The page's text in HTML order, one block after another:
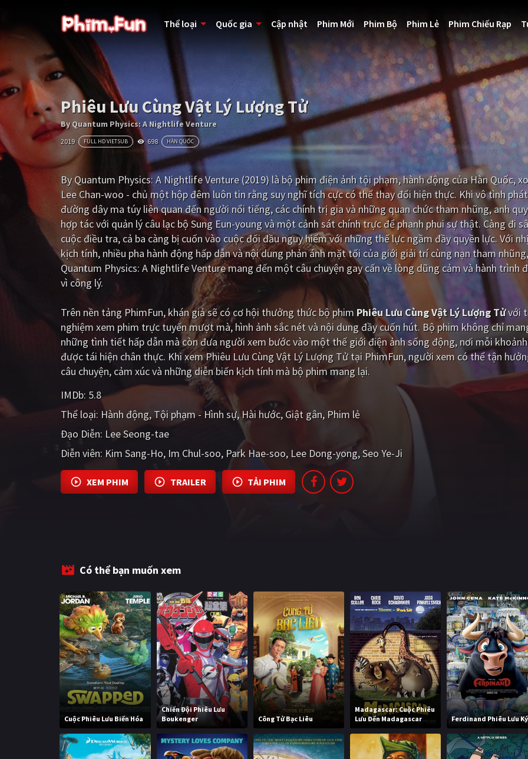
Thể loại Quốc gia Cập nhật Phim Mới Phim Bộ Phim Lẻ Phim Chiếu Rạp
Phiêu Lưu Cùng Vật Lý Lượng Tử
By Quantum Physics: A Nightlife Venture
2019 FULL HD VIETSUB 698 HÀN QUỐC
By Quantum Physics: A Nightlife Venture (2019) là bộ phim điện ảnh tội phạm, hành động của Hàn Quốc,
Lee Chan-woo - chủ một hộp đêm luôn tin rằng suy nghĩ tích cực có thể thay đổi hiện thực. Khi vô tình
đường dây ma túy liên quan đến người nổi tiếng, các chính trị gia và những quan chức tham nhũng, anh
hợp tác với quản lý câu lạc bộ Sung Eun-young và một cảnh sát chính trực để phanh phui sự thật. Càng đi
cuộc điều tra, cả ba càng bị cuốn vào cuộc đối đầu nguy hiểm với những thế lực ngầm đầy quyền lực. Với
kịch tính, nhiều pha hành động hấp dẫn và nội dung phản ánh mặt tối của giới giải trí cùng nạn tham
Quantum Physics: A Nightlife Venture mang đến một câu chuyện gay cấn về lòng dũng cảm và hành trình
vì công lý.
Trên nền tảng PhimFun, khán giả sẽ có cơ hội thưởng thức bộ phim Phiêu Lưu Cùng Vật Lý Lượng Tửvới
nghiệm xem phim trực tuyến mượt mà, hình ảnh sắc nét và nội dung đầy cuốn hút. Bộ phim không chỉ
những tình tiết hấp dẫn mà còn đưa người xem bước vào một thế giới điện ảnh sống động, nơi mỗi
được tái hiện chân thực. Khi xem Phiêu Lưu Cùng Vật Lý Lượng Tử tại PhimFun, người xem có thể tận
câu chuyện, cảm xúc và những diễn biến kịch tính mà bộ phim mang lại.
IMDb: 5.8
Thể loại: Hành động Tội phạm - Hình sự Hài hước Giật gân Phim lẻ
Đạo Diễn: Lee Seong-tae
Diễn viên: Kim Sang-Ho Im Chul-soo Park Hae-soo Lee Dong-yong Seo Ye-Ji
XEM PHIM TRAILER TẢI PHIM
Có thể bạn muốn xem
Cuộc Phiêu Lưu Biến Hóa
Chiến Đội Phiêu Lưu
Boukenger
Công Tử Bạc Liêu
Madagascar: Cuộc Phiêu
Lưu Đến Madagascar
Ferdinand Phiêu Lưu Ký